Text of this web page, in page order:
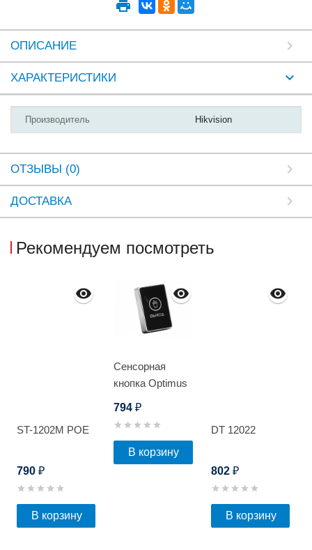
ОПИСАНИЕ
ХАРАКТЕРИСТИКИ
Производитель Hikvision
ОТЗЫВЫ (0)
ДОСТАВКА
Рекомендуем посмотреть
ST-1202M POE
790 ₽
В корзину
Сенсорная
кнопка Optimus
794₽
В корзину
DT 12022
802 ₽
В корзину